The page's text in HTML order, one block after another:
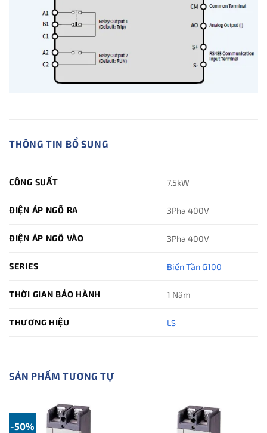
THÔNG TIN BỔ SUNG
CÔNG SUẤT 7.5kW
ĐIỆN ÁP NGÕ RA 3Pha 400V
ĐIỆN ÁP NGÕ VÀO 3Pha 400V
SERIES Biến Tần G100
THỜI GIAN BẢO HÀNH 1 Năm
THƯƠNG HIỆU LS
SẢN PHẨM TƯƠNG TỰ
-50%